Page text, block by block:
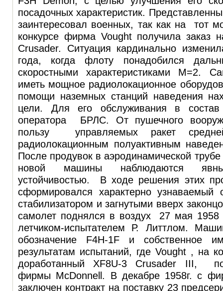
посадочных характеристик.
заинтересовал военных, так как на тот
конкурсе фирма Vought получила заказ
Crusader. Ситуация кардинально
года, когда флоту понадобился
скоростными характеристиками М=2.
иметь мощное радиолокационное
помощи наземных станций наведения
цели. Для его обслуживания в
оператора БРЛС. От пушечного
пользу управляемых ракет
радиолокационным полуактивным
После продувок в аэродинамической
новой машины наблюдаются
устойчивостью. В ходе решения этих
сформировался характерно узнаваемый
стабилизатором и загнутыми вверх
самолет поднялся в воздух 27 мая 1958
летчиком-испытателем Р. Литтлом.
обозначение F4H-1F и собственное
результатам испытаний, где Vought , на
доработанный XF8U-3 Crusader III,
фирмы McDonnell. В декабре 1958г. с
заключен контракт на поставку 23